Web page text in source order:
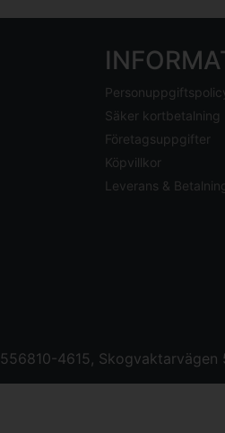
Säker kortbetalning
Företagsuppgifter
Köpvillkor
Leverans &
, 556810-4615,